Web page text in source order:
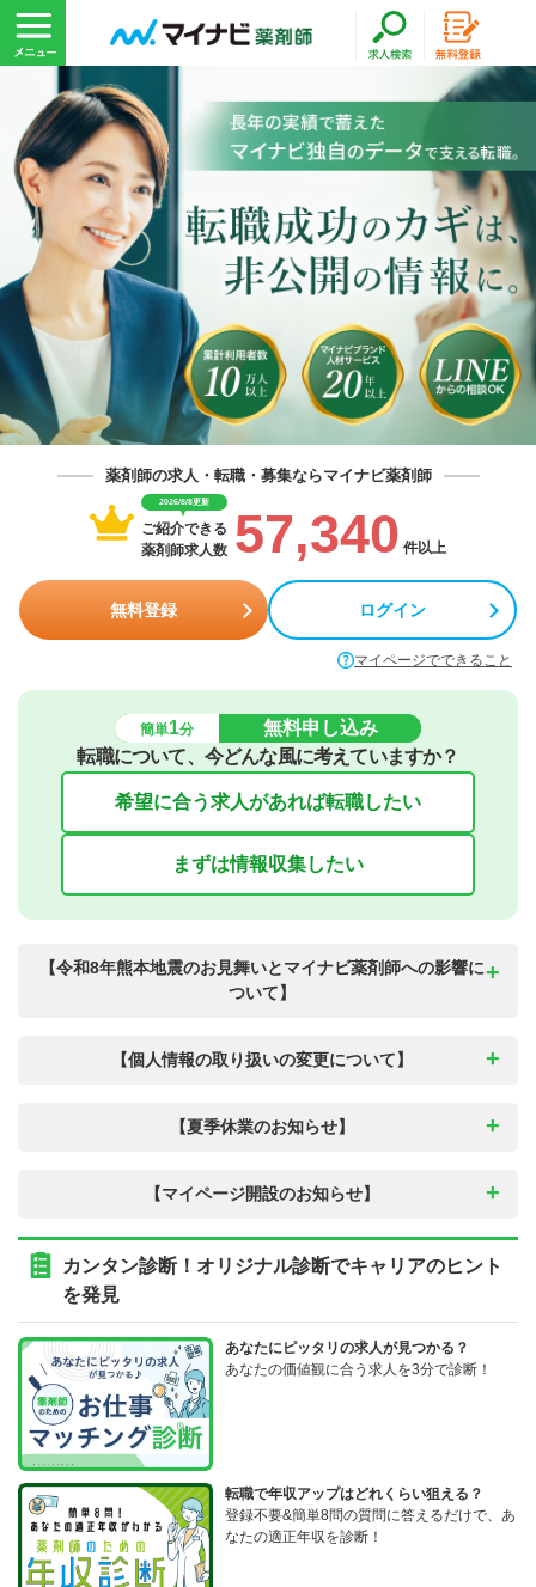
薬剤師の求人・転職・募集ならマイナビ薬剤師
2026/8/8更新
ご紹介できる
薬剤師求人数 57,340 件以上
無料登録 ログイン
マイページでできること
簡単1分
無料申し込み
転職について、今どんな風に考えていますか？
希望に合う求人があれば転職したい
まずは情報収集したい
【令和8年熊本地震のお見舞いとマイナビ薬剤師への影響に
ついて】
【個人情報の取り扱いの変更について】
【夏季休業のお知らせ】
【マイページ開設のお知らせ】
カンタン診断！オリジナル診断でキャリアのヒント
を発見
あなたにピッタリの求人が見つかる？
あなたの価値観に合う求人を3分で診断！
転職で年収アップはどれくらい狙える？
登録不要&簡単8問の質問に答えるだけで、あ
なたの適正年収を診断！